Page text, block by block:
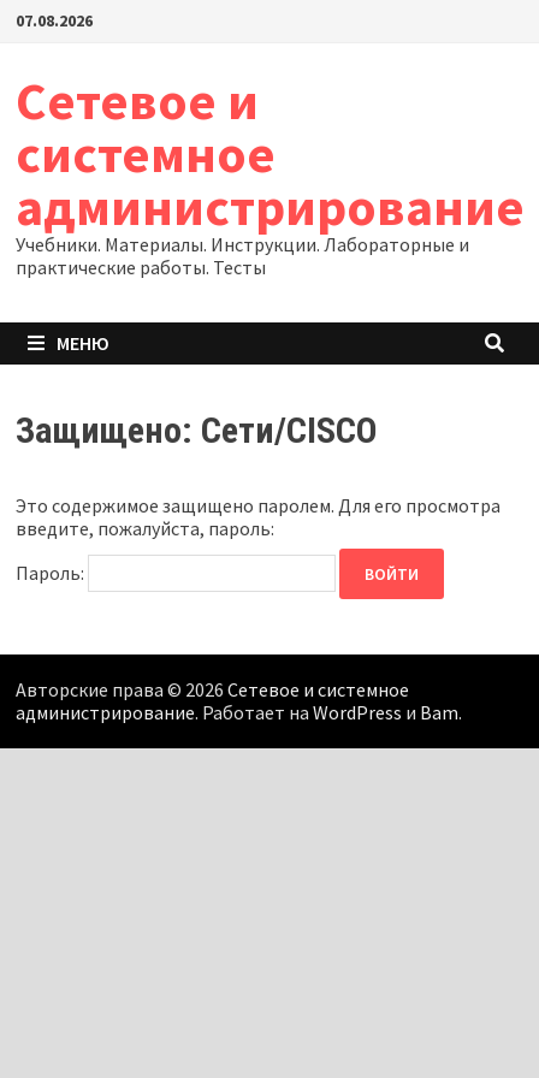
07.08.2026
Сетевое и
системное
администрирование
Учебники. Материалы. Инструкции. Лабораторные и
практические работы. Тесты
МЕНЮ
Защищено: Сети/CISCO
Это содержимое защищено паролем. Для его просмотра
введите, пожалуйста, пароль:
Пароль:
Авторские права © 2026 Сетевое и системное
администрирование. Работает на WordPress и Bam.